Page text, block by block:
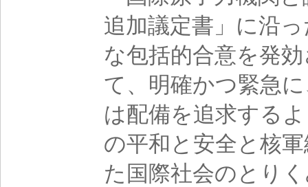
追加議定書」に沿
な包括的合意を発
て、明確かつ緊急
は配備を追求する
の平和と安全と核
た国際社会のとり